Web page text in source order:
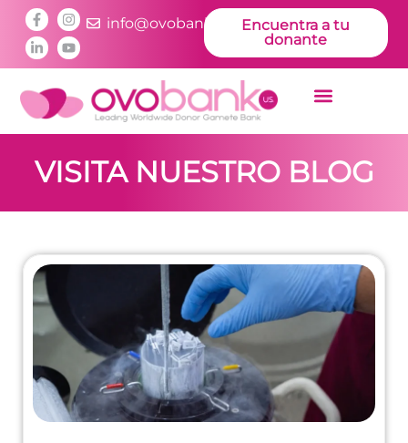
info@ovobankus.comEncuentra a tu
donante
VISITA NUESTRO BLOG